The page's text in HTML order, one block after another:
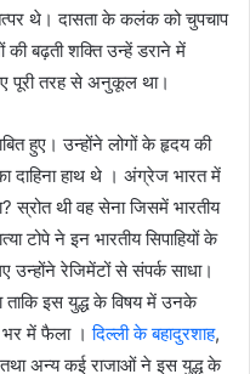
थे। दासता के कलंक को चुपचाप
बढ़ती शक्ति उन्हें डराने में
पूरी तरह से अनुकूल था।
हुए। उन्होंने लोगों के हृदय की
दाहिना हाथ थे । अंग्रेज भारत में
स्रोत थी वह सेना जिसमें भारतीय
टोपे ने इन भारतीय सिपाहियों के
उन्होंने रेजिमेंटों से संपर्क साधा।
इस युद्ध के विषय में उनके
भर में फैला ।दिल्ली के बहादुरशाह,
अन्य कई राजाओं ने इस युद्ध के